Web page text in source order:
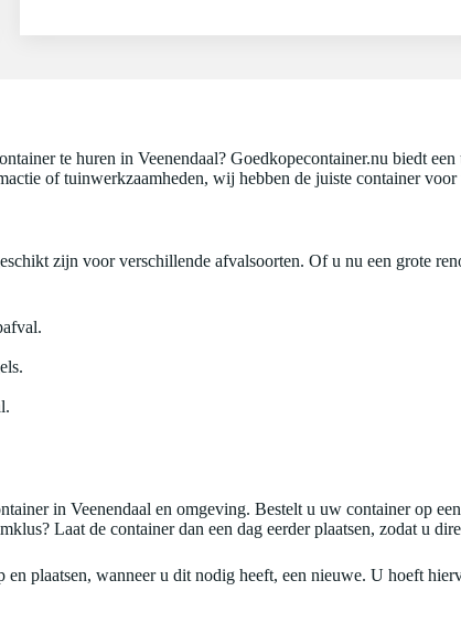
te huren in Veenendaal? Goedkopecontainer.nu biedt
of tuinwerkzaamheden, wij hebben de juiste container
zijn voor verschillende afvalsoorten. Of u nu een grote
in Veenendaal en omgeving. Bestelt u uw container op
Laat de container dan een dag eerder plaatsen, zodat u
plaatsen, wanneer u dit nodig heeft, een nieuwe. U hoeft